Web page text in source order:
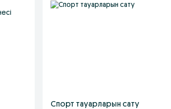
Cпорт тауарларын сату